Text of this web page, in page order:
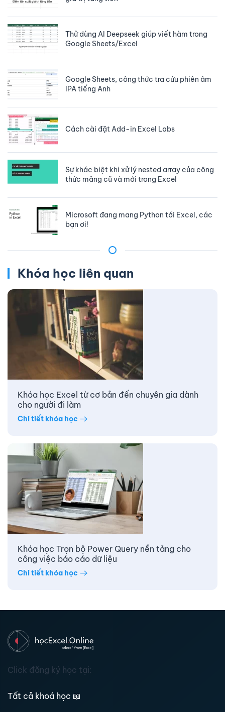
Thử dùng AI Deepseek giúp viết hàm trong
Google Sheets/Excel
Google Sheets, công thức tra cứu phiên âm
IPA tiếng Anh
Cách cài đặt Add-in Excel Labs
Sự khác biệt khi xử lý nested array của công
thức mảng cũ và mới trong Excel
Microsoft đang mang Python tới Excel, các
bạn ơi!
Khóa học liên quan
Khóa học Excel từ cơ bản đến chuyên gia dành
cho người đi làm
Chi tiết khóa học
Khóa học Trọn bộ Power Query nền tảng cho
công việc báo cáo dữ liệu
Chi tiết khóa học
Click đăng ký học tại:
Tất cả khoá học 📖